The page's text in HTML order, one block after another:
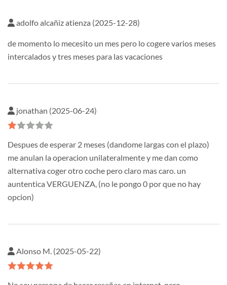
adolfo alcañiz atienza (2025-12-28)
de momento lo mecesito un mes pero lo cogere varios meses
intercalados y tres meses para las vacaciones
jonathan (2025-06-24)
Despues de esperar 2 meses (dandome largas con el plazo)
me anulan la operacion unilateralmente y me dan como
alternativa coger otro coche pero claro mas caro. un
auntentica VERGUENZA, (no le pongo 0 por que no hay
opcion)
Alonso M. (2025-05-22)